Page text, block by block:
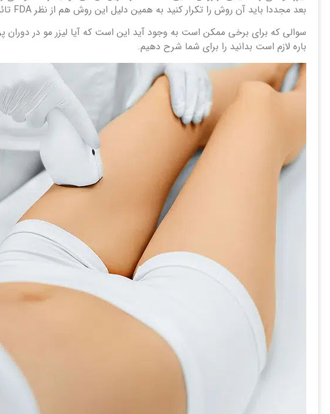
بعد مجددا باید آن روش را تکرار کنید به همین دلیل این روش هم از نظر FDA تائید شده است و هم یکی از بهترین روش ها برای حذف موهای زائد به شمار می رود.
سوالی که برای برخی ممکن است به وجود آید این است که آیا لیزر مو در دوران
باره لازم است بدانید را برای شما شرح دهیم.